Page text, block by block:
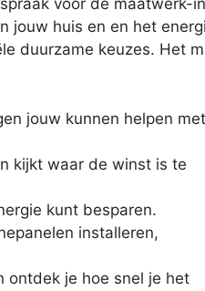
voor de
huis en en het
duurzame keuzes. Het
jouw kunnen helpen met
kijkt waar de winst is te
kunt besparen.
installeren,
ontdek je hoe snel je het